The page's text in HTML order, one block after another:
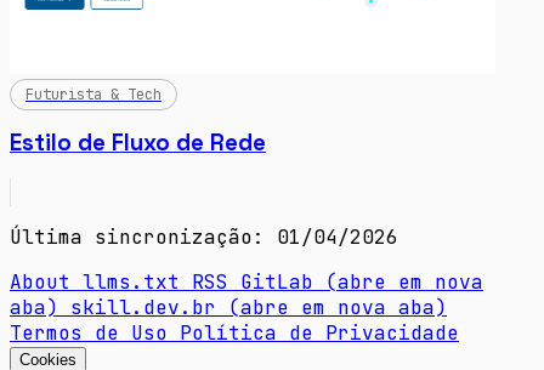
Futurista & Tech
Estilo de Fluxo de Rede
Última sincronização: 01/04/2026
About llms.txt RSS GitLab (abre em nova
aba)
skill.dev.br (abre em nova aba)
Termos de Uso Política de Privacidade
Cookies